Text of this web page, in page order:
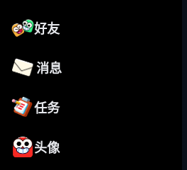
好友
消息
任务
头像